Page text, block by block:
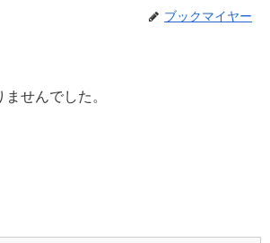
ブックマイヤー
せんでした。